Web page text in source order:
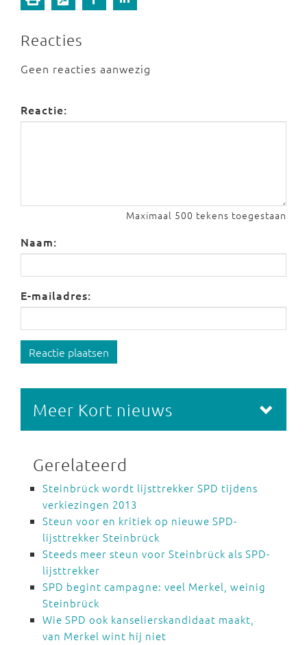
Reacties
Geen reacties aanwezig
Reactie:
Maximaal 500 tekens toegestaan
Naam:
E-mailadres:
Reactie plaatsen
Meer Kort nieuws
Gerelateerd
Steinbrück wordt lijsttrekker SPD tijdens
verkiezingen 2013
Steun voor en kritiek op nieuwe SPD-
lijsttrekker Steinbrück
Steeds meer steun voor Steinbrück als SPD-
lijsttrekker
SPD begint campagne: veel Merkel, weinig
Steinbrück
Wie SPD ook kanselierskandidaat maakt,
van Merkel wint hij niet